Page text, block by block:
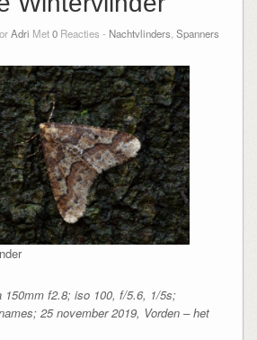
Adri Met0 Reacties - Nachtvlinders Spanners
150mm f2.8; iso 100, f/5.6, 1/5s;
25 november 2019, Vorden – het